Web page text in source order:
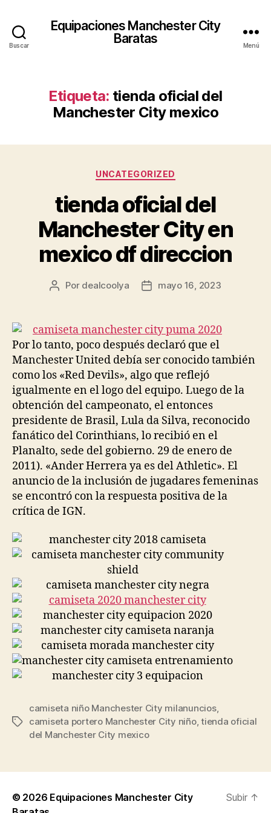
Buscar
Equipaciones Manchester City
Baratas
Menú
Etiqueta: tienda oficial del
Manchester City mexico
Categorías
UNCATEGORIZED
tienda oficial del
Manchester City en
mexico df direccion
Autor
entrada
Por dealcoolya
Fecha
entrada
mayo 16, 2023
Por lo tanto, poco después declaró que el
Manchester United debía ser conocido también
como los «Red Devils», algo que reflejó
igualmente en el logo del equipo. Luego de la
obtención del campeonato, el entonces
presidente de Brasil, Lula da Silva, reconocido
fanático del Corinthians, lo recibió en el
Planalto, sede del gobierno. 29 de enero de
2011). «Ander Herrera ya es del Athletic». El
anuncio de la inclusión de jugadares femeninas
se encontró con la respuesta positiva de la
crítica de IGN.
Etiquetas
camiseta niño Manchester City milanuncios,
camiseta portero Manchester City niño,tienda oficial
del Manchester City mexico
© 2026 Equipaciones Manchester City
Subir ↑